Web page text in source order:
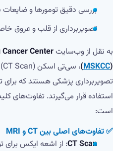
بررسی دقیق تومورها و ضایعات
تصویربرداری از قلب و عروق
به نقل از وب‌سایتCenter
(MSKCC)
تصویربرداری پزشکی هستند که
استفاده قرار می‌گیرند. تفاوت‌های
است:
✅ تفاوت‌های اصلی بین CT و MRI
CT Scan: از اشعه ایکس برای